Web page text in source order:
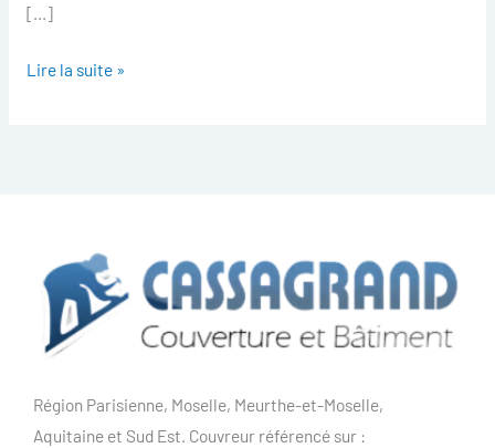
[…]
Lire la suite »
Région Parisienne, Moselle, Meurthe-et-Moselle,
Aquitaine et Sud Est. Couvreur référencé sur :